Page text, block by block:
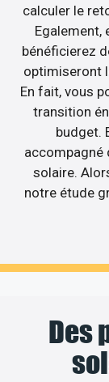
calculer le
Egalement,
bénéficierez
optimiseront
En fait, vous
transition
budget.
accompagné
solaire.
notre étude
Des